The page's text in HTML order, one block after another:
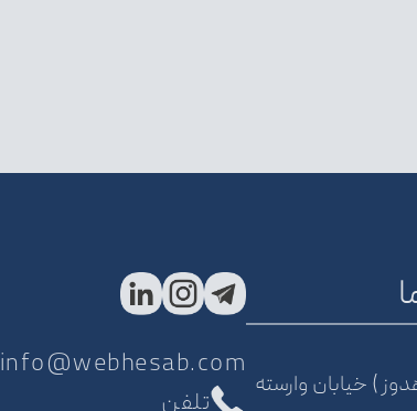
) خیابان وارسته
info@webhesab.com
تلفن